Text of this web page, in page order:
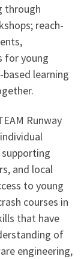
through
reach-
for young
learning
Runway
and local
to young
courses in
that have
of
engineering,